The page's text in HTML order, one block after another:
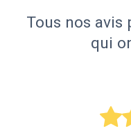
Tous nos avis
qui